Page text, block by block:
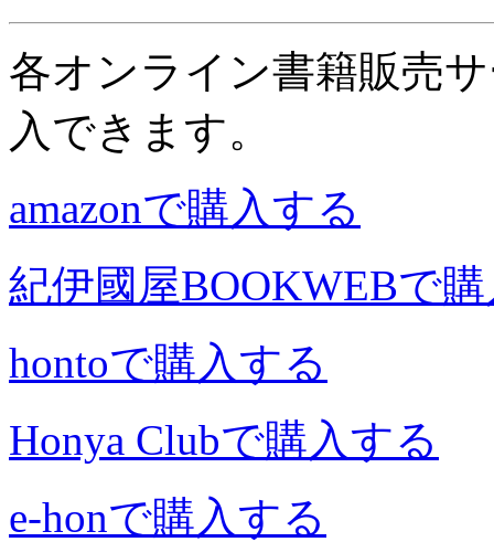
各オンライン書籍販売
入できます。
amazonで購入する
紀伊國屋BOOKWEBで
hontoで購入する
Honya Clubで購入する
e-honで購入する